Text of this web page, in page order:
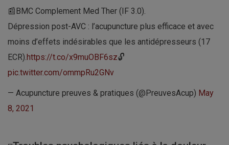
📰BMC Complement Med Ther (IF 3.0).
Dépression post-AVC : l’acupuncture plus efficace et avec
moins d’effets indésirables que les antidépresseurs (17
ECR).https://t.co/x9muOBF6sz🔓
pic.twitter.com/ommpRu2GNv
— Acupuncture preuves & pratiques (@PreuvesAcup) May
8, 2021